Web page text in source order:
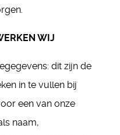
WIJ
dit zijn de
in te vullen bij
een van onze
naam,